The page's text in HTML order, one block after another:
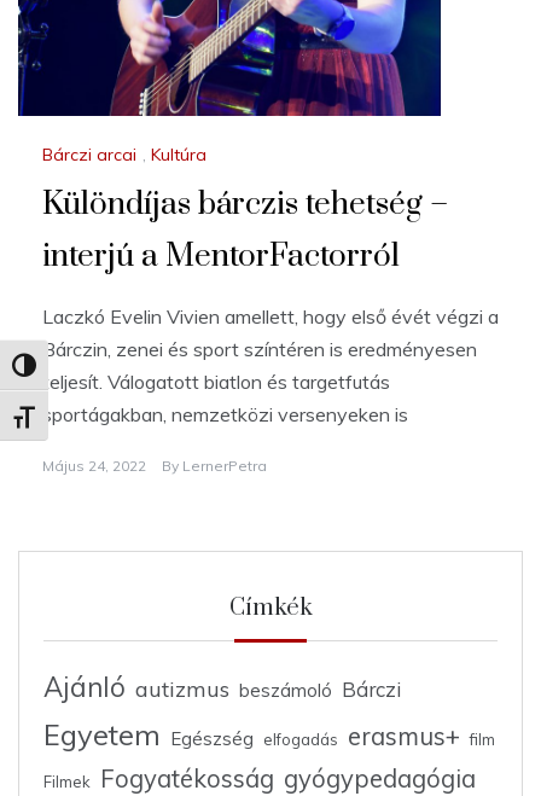
Nagy kontraszt váltása
Betűméret váltása
Bárczi arcai Kultúra
Különdíjas bárczis tehetség –
interjú a MentorFactorról
Laczkó Evelin Vivien amellett, hogy első évét végzi a
Bárczin, zenei és sport színtéren is eredményesen
teljesít. Válogatott biatlon és targetfutás
sportágakban, nemzetközi versenyeken is
Május 24, 2022 By LernerPetra
Címkék
Ajánló autizmus beszámoló Bárczi
Egyetem Egészség elfogadás erasmus+ film
Filmek Fogyatékosság gyógypedagógia